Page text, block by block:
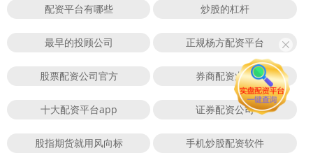
配资平台有哪些 炒股的杠杆
最早的投顾公司 正规杨方配资平台
股票配资公司官方 券商配资业务
十大配资平台app 证券配资公司
股指期货就用风向标 手机炒股配资软件